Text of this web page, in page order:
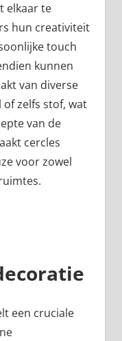
elkaar te
hun creativiteit
touch
kunnen
van diverse
zelfs stof, wat
van de
cercles
voor zowel
een cruciale